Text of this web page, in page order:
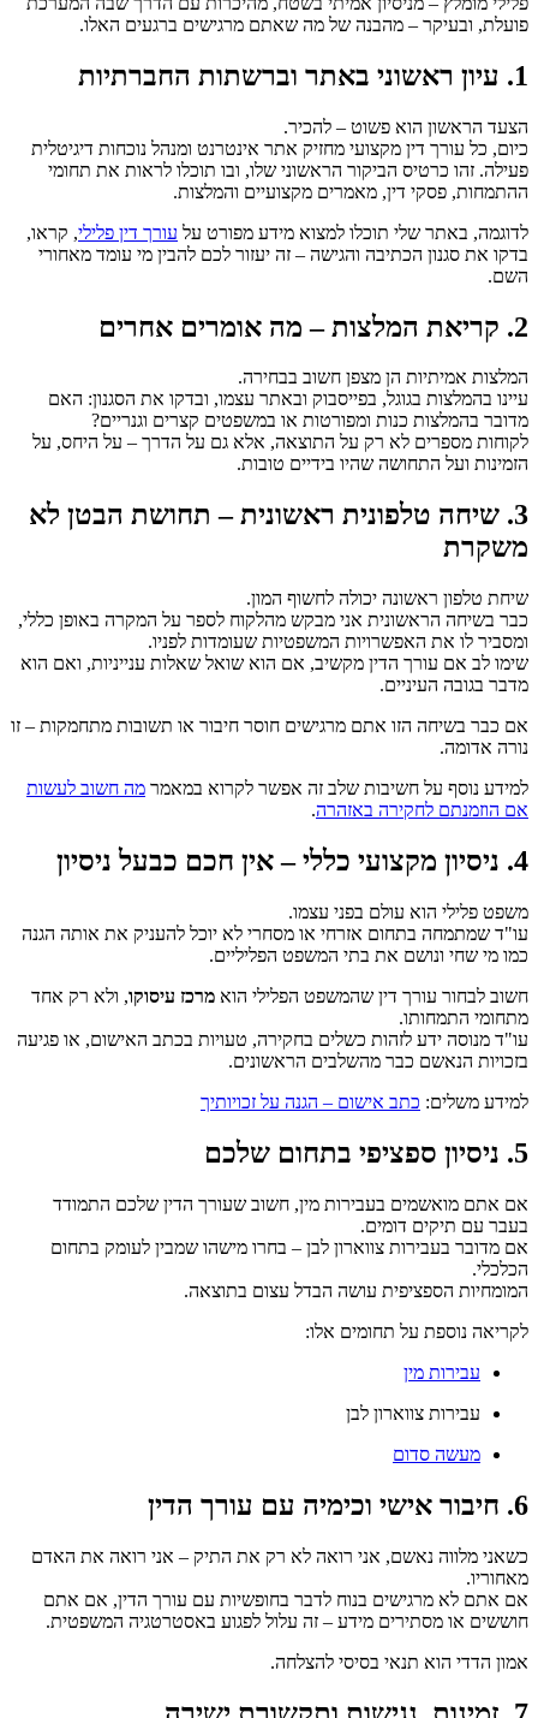
פועלת, ובעיקר – מהבנה של מה שאתם מרגישים ברגעים האלו.
1. עיון ראשוני באתר וברשתות החברתיות
הצעד הראשון הוא פשוט – להכיר.
כיום, כל עורך דין מקצועי מחזיק אתר אינטרנט ומנהל נוכחות דיגיטלית
פעילה. זהו כרטיס הביקור הראשוני שלו, ובו תוכלו לראות את תחומי
ההתמחות, פסקי דין, מאמרים מקצועיים והמלצות.
לדוגמה, באתר שלי תוכלו למצוא מידע מפורט על עורך דין פלילי, קראו,
בדקו את סגנון הכתיבה והגישה – זה יעזור לכם להבין מי עומד מאחורי
השם.
2. קריאת המלצות – מה אומרים אחרים
המלצות אמיתיות הן מצפן חשוב בבחירה.
עיינו בהמלצות בגוגל, בפייסבוק ובאתר עצמו, ובדקו את הסגנון: האם
מדובר בהמלצות כנות ומפורטות או במשפטים קצרים וגנריים?
לקוחות מספרים לא רק על התוצאה, אלא גם על הדרך – על היחס, על
הזמינות ועל התחושה שהיו בידיים טובות.
3. שיחה טלפונית ראשונית – תחושת הבטן לא
משקרת
שיחת טלפון ראשונה יכולה לחשוף המון.
כבר בשיחה הראשונית אני מבקש מהלקוח לספר על המקרה באופן כללי,
ומסביר לו את האפשרויות המשפטיות שעומדות לפניו.
שימו לב אם עורך הדין מקשיב, אם הוא שואל שאלות ענייניות, ואם הוא
מדבר בגובה העיניים.
אם כבר בשיחה הזו אתם מרגישים חוסר חיבור או תשובות מתחמקות – זו
נורה אדומה.
למידע נוסף על חשיבות שלב זה אפשר לקרוא במאמר מה חשוב לעשות
אם הוזמנתם לחקירה באזהרה.
4. ניסיון מקצועי כללי – אין חכם כבעל ניסיון
משפט פלילי הוא עולם בפני עצמו.
עו"ד שמתמחה בתחום אזרחי או מסחרי לא יוכל להעניק את אותה הגנה
כמו מי שחי ונושם את בתי המשפט הפליליים.
חשוב לבחור עורך דין שהמשפט הפלילי הוא מרכז עיסוקו, ולא רק אחד
מתחומי התמחותו.
עו"ד מנוסה ידע לזהות כשלים בחקירה, טעויות בכתב האישום, או פגיעה
בזכויות הנאשם כבר מהשלבים הראשונים.
למידע משלים: כתב אישום – הגנה על זכויותיך
5. ניסיון ספציפי בתחום שלכם
אם אתם מואשמים בעבירות מין, חשוב שעורך הדין שלכם התמודד
בעבר עם תיקים דומים.
אם מדובר בעבירות צווארון לבן – בחרו מישהו שמבין לעומק בתחום
הכלכלי.
המומחיות הספציפית עושה הבדל עצום בתוצאה.
לקריאה נוספת על תחומים אלו:
עבירות מין
עבירות צווארון לבן
מעשה סדום
6. חיבור אישי וכימיה עם עורך הדין
כשאני מלווה נאשם, אני רואה לא רק את התיק – אני רואה את האדם
מאחוריו.
אם אתם לא מרגישים בנוח לדבר בחופשיות עם עורך הדין, אם אתם
חוששים או מסתירים מידע – זה עלול לפגוע באסטרטגיה המשפטית.
אמון הדדי הוא תנאי בסיסי להצלחה.